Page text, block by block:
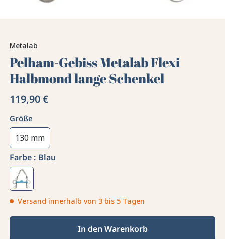
Metalab
Pelham-Gebiss Metalab Flexi
Halbmond lange Schenkel
119,90 €
Größe
130 mm
Farbe : Blau
Versand innerhalb von 3 bis 5 Tagen
In den Warenkorb